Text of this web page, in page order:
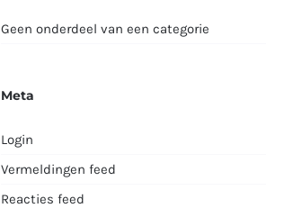
Geen onderdeel van een categorie
Meta
Login
Vermeldingen feed
Reacties feed